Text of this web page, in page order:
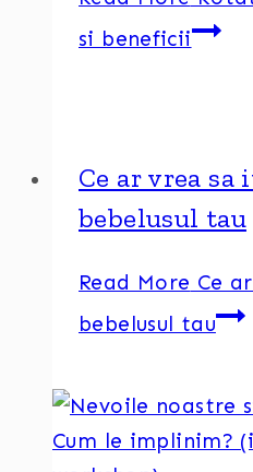
si beneficii
Ce ar vrea sa
bebelusul tau
Read More Ce
bebelusul tau